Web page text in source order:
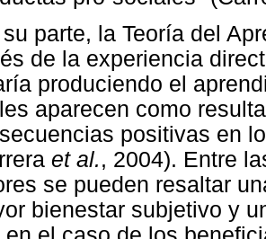
su parte, la Teoría del
de la experiencia
produciendo el
aparecen como
positivas en
et al., 2004). Entre
se pueden resaltar
bienestar subjetivo y